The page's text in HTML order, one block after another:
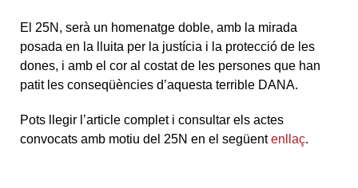
El 25N, serà un homenatge doble, amb la mirada
posada en la lluita per la justícia i la protecció de les
dones, i amb el cor al costat de les persones que han
patit les conseqüències d’aquesta terrible DANA.
Pots llegir l’article complet i consultar els actes
convocats amb motiu del 25N en el següentenllaç.